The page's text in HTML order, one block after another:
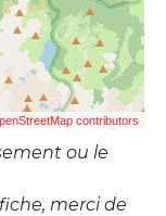
contributors
ou le
merci de